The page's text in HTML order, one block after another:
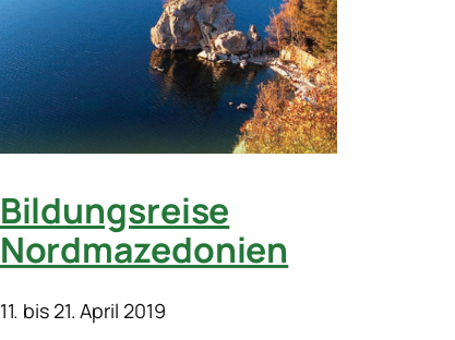
Bildungsreise
Nordmazedonien
11. bis 21. April 2019